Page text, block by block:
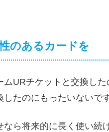
のあるカードを
ムURチケットと交換し
したのにもったいないで
なら将来的に長く使い続